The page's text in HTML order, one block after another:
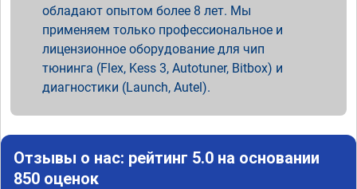
обладают опытом более 8 лет. Мы
применяем только профессиональное и
лицензионное оборудование для чип
тюнинга (Flex, Kess 3, Autotuner, Bitbox) и
диагностики (Launch, Autel).
Отзывы о нас: рейтинг 5.0 на основании
850 оценок